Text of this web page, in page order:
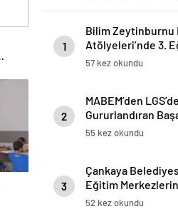
1
Bilim Zeytinburnu
Atölyeleri’nde 3.
Başarıyla
57 kez okundu
2
MABEM’den LGS’de
Gururlandıran
55 kez okundu
3
Çankaya
Eğitim
Başladı
52 kez okundu